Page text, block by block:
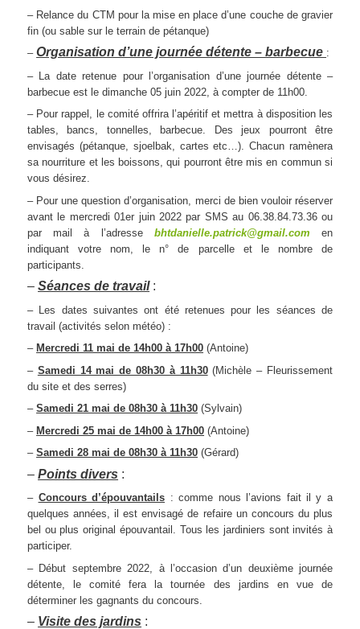
– Relance du CTM pour la mise en place d’une couche de gravier
fin (ou sable sur le terrain de pétanque)
–Organisation d’une journée détente – barbecue :
– La date retenue pour l’organisation d’une journée détente –
barbecue est le dimanche 05 juin 2022, à compter de 11h00.
– Pour rappel, le comité offrira l’apéritif et mettra à disposition les
tables, bancs, tonnelles, barbecue. Des jeux pourront être
envisagés (pétanque, sjoelbak, cartes etc…). Chacun ramènera
sa nourriture et les boissons, qui pourront être mis en commun si
vous désirez.
– Pour une question d’organisation, merci de bien vouloir réserver
avant le mercredi 01er juin 2022 par SMS au 06.38.84.73.36 ou
par mail à l’adresse bhtdanielle.patrick@gmail.com en
indiquant votre nom, le n° de parcelle et le nombre de
participants.
–Séances de travail:
– Les dates suivantes ont été retenues pour les séances de
travail (activités selon météo) :
– Mercredi 11 mai de 14h00 à 17h00 (Antoine)
– Samedi 14 mai de 08h30 à 11h30(Michèle – Fleurissement
du site et des serres)
–Samedi 21 mai de 08h30 à 11h30 (Sylvain)
– Mercredi 25 mai de 14h00 à 17h00 (Antoine)
–Samedi 28 mai de 08h30 à 11h30 (Gérard)
–Points divers :
– Concours d’épouvantails : comme nous l’avions fait il y a
quelques années, il est envisagé de refaire un concours du plus
bel ou plus original épouvantail. Tous les jardiniers sont invités à
participer.
– Début septembre 2022, à l’occasion d’un deuxième journée
détente, le comité fera la tournée des jardins en vue de
déterminer les gagnants du concours.
– Visite des jardins :